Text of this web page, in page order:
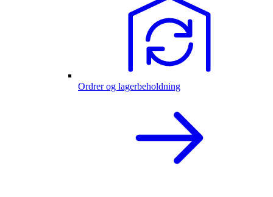
Ordrer og lagerbeholdning